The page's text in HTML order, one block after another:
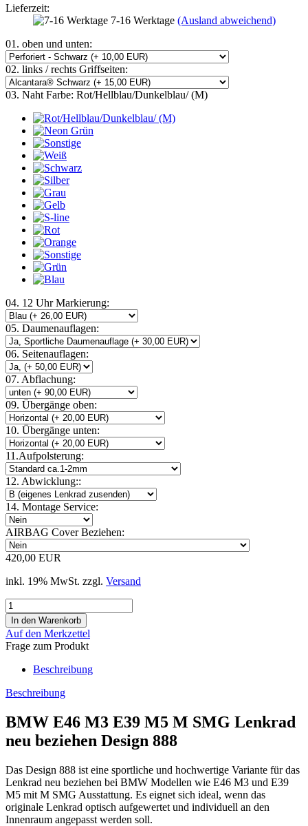
Lieferzeit:
7-16 Werktage (Ausland abweichend)
01. oben und unten:
02. links / rechts Griffseiten:
03. Naht Farbe: Rot/Hellblau/Dunkelblau/ (M)
04. 12 Uhr Markierung:
05. Daumenauflagen:
06. Seitenauflagen:
07. Abflachung:
09. Übergänge oben:
10. Übergänge unten:
11.Aufpolsterung:
12. Abwicklung::
14. Montage Service:
AIRBAG Cover Beziehen:
420,00 EUR
inkl. 19% MwSt. zzgl. Versand
Auf den Merkzettel
Frage zum Produkt
Beschreibung
Beschreibung
BMW E46 M3 E39 M5 M SMG Lenkrad
neu beziehen Design 888
Das Design 888 ist eine sportliche und hochwertige Variante für das
Lenkrad neu beziehen bei BMW Modellen wie E46 M3 und E39
M5 mit M SMG Ausstattung. Es eignet sich ideal, wenn das
originale Lenkrad optisch aufgewertet und individuell an den
Innenraum angepasst werden soll.